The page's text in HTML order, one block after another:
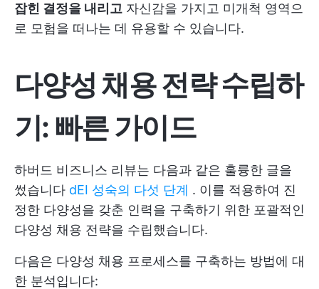
잡힌 결정을 내리고 자신감을 가지고 미개척 영역으
로 모험을 떠나는 데 유용할 수 있습니다.
다양성 채용 전략 수립하
기: 빠른 가이드
하버드 비즈니스 리뷰는 다음과 같은 훌륭한 글을
썼습니다 dEI 성숙의 다섯 단계 . 이를 적용하여 진
정한 다양성을 갖춘 인력을 구축하기 위한 포괄적인
다양성 채용 전략을 수립했습니다.
다음은 다양성 채용 프로세스를 구축하는 방법에 대
한 분석입니다: